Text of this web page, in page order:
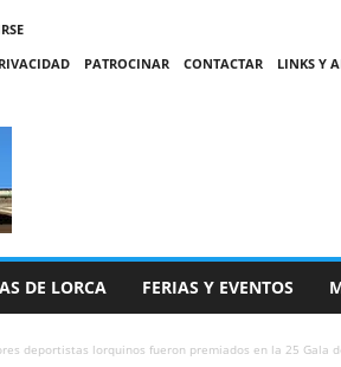
PATROCINAR CONTACTAR LINKS Y
DE LORCA FERIAS Y EVENTOS
deportistas lorquinos fueron premiados en la 25 Gala